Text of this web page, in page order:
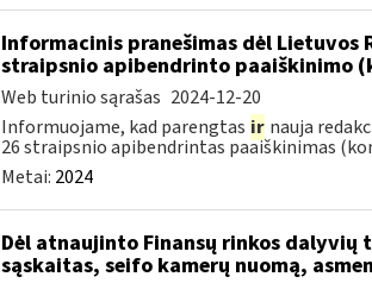
Informacinis pranešimas dėl
straipsnio apibendrinto paaiškinimo
Web turinio sąrašas 2024-12-20
Informuojame, kad parengtas ir nauja
26 straipsnio apibendrintas paaiškinimas
Metai: 2024
Dėl atnaujinto Finansų rinkos
sąskaitas, seifo kamerų nuomą,